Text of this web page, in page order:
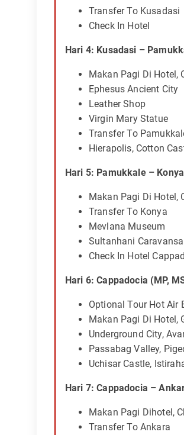
Transfer To Kusadasi
Check In Hotel
Hari 4: Kusadasi –
Makan Pagi Di Hotel,
Ephesus Ancient City
Leather Shop
Virgin Mary Statue
Transfer To
Hierapolis, Cotton
Hari 5: Pamukkale –
Makan Pagi Di Hotel,
Transfer To Konya
Mevlana Museum
Sultanhani
Check In Hotel
Hari 6: Cappadocia (MP,
Optional Tour Hot Air
Makan Pagi Di Hotel,
Underground City,
Passabag Valley,
Uchisar Castle,
Hari 7: Cappadocia –
Makan Pagi Dihotel,
Transfer To Ankara